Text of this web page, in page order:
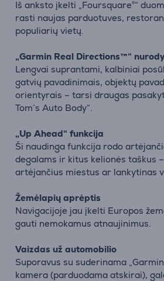
Iš anksto įkelti „Foursquare®“
rasti naujas parduotuves,
populiarių vietų.
„Garmin Real Directions™“
Lengvai suprantami, kalbiniai
gatvių pavadinimais, objektų
orientyrais – tarsi draugas
Tom’s Auto Body“.
„Up Ahead“ funkcija
Ši naudinga funkcija rodo
degalams ir kitus kelionės taškus
artėjančius miestus ar lankytinas
Žemėlapių aprėptis
Navigacijoje jau įkelti Europos
gauti nemokamus atnaujinimus.
Vaizdas už automobilio
Suporavus su suderinama
kamera (parduodama atskirai),